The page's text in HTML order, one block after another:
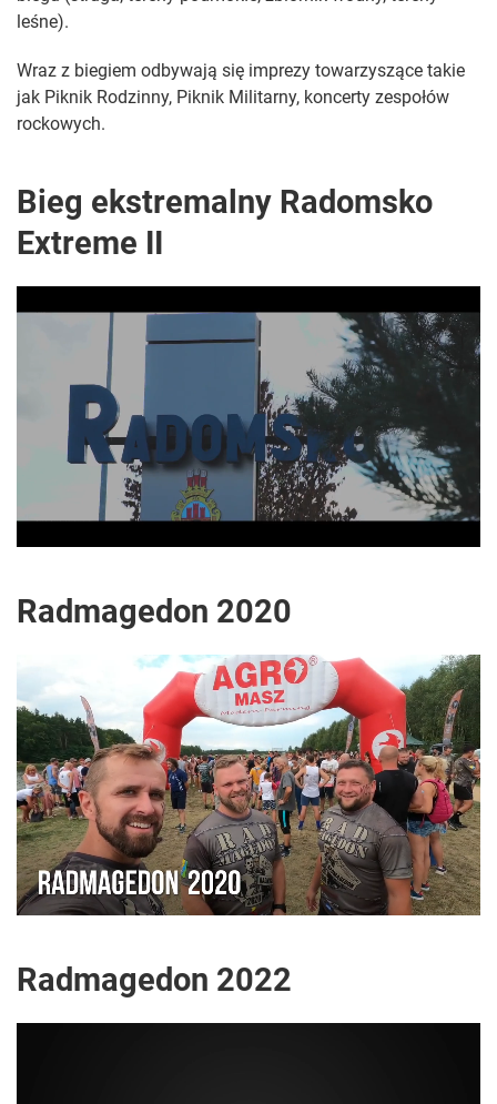
leśne).
Wraz z biegiem odbywają się imprezy towarzyszące takie
jak Piknik Rodzinny, Piknik Militarny, koncerty zespołów
rockowych.
Bieg ekstremalny Radomsko
Extreme II
Radmagedon 2020
Radmagedon 2022